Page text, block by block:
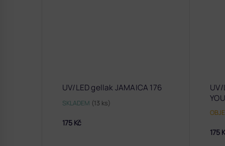
UV/LED gellak JAMAICA 176
SKLADEM (13 ks)
175 Kč
UV/
175